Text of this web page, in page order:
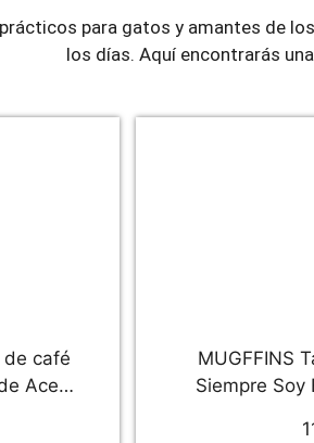
para gatos y amantes de
los días. Aquí encontrarás
de café
Acero
MUGFFINS
Siempre Soy